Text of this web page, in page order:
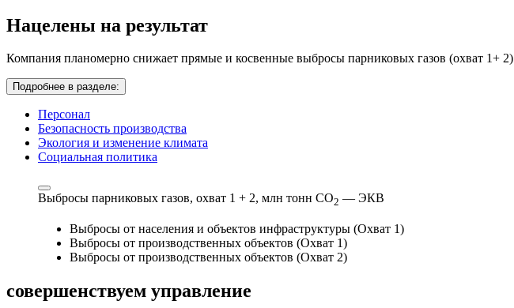
Нацелены на результат
Компания планомерно снижает прямые и косвенные выбросы парниковых газов (охват 1+ 2)
Подробнее в разделе:
Персонал
Безопасность производства
Экология и изменение климата
Социальная политика
Выбросы парниковых газов, охват 1 + 2, млн тонн СО2 — ЭКВ
Выбросы от населения и объектов инфраструктуры (Охват 1)
Выбросы от производственных объектов (Охват 1)
Выбросы от производственных объектов (Охват 2)
совершенствуем управление